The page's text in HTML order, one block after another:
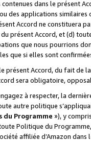
dans le présent
des applications
Accord ne constituera
présent Accord, et (d)
que nous pourrions
que si elles sont
présent Accord, du fait de
sera obligatoire,
à respecter, la
autre politique
du Programme »), y
Politique du
affiliée d’Amazon